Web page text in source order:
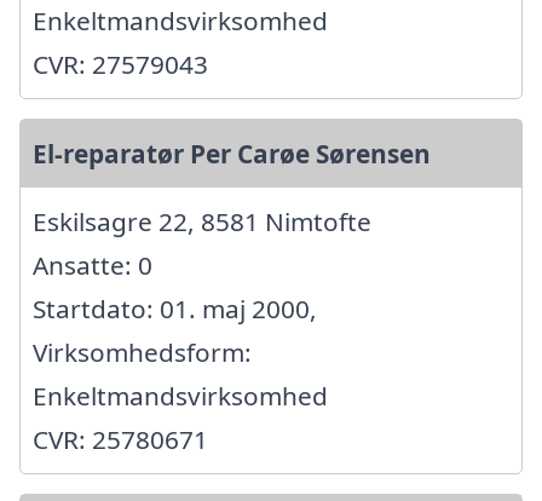
Enkeltmandsvirksomhed
CVR: 27579043
El-reparatør Per Carøe Sørensen
Eskilsagre 22, 8581 Nimtofte
Ansatte: 0
Startdato: 01. maj 2000,
Virksomhedsform:
Enkeltmandsvirksomhed
CVR: 25780671